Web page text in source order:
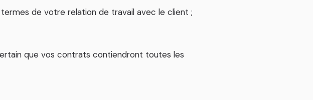
de votre relation de travail avec le client ;
que vos contrats contiendront toutes les